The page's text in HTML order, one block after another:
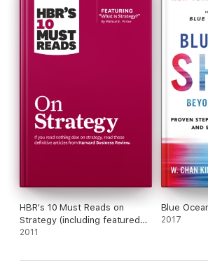
HBR's 10 Must Reads on
Strategy (including featured
article "What Is Strategy?" by
2011
Blue
2017